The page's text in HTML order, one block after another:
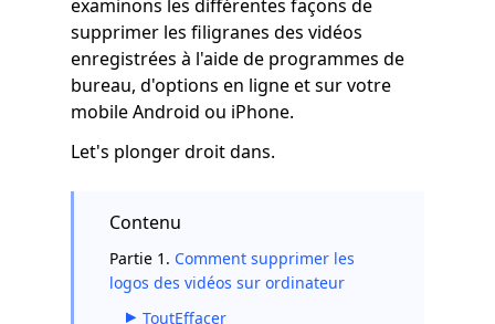
examinons les différentes façons de
supprimer les filigranes des vidéos
enregistrées à l'aide de programmes de
bureau, d'options en ligne et sur votre
mobile Android ou iPhone.
Let's plonger droit dans.
Contenu
Partie 1. Comment supprimer les
logos des vidéos sur ordinateur
ToutEffacer